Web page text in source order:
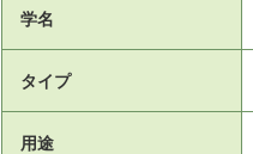
学名
タイプ
用途